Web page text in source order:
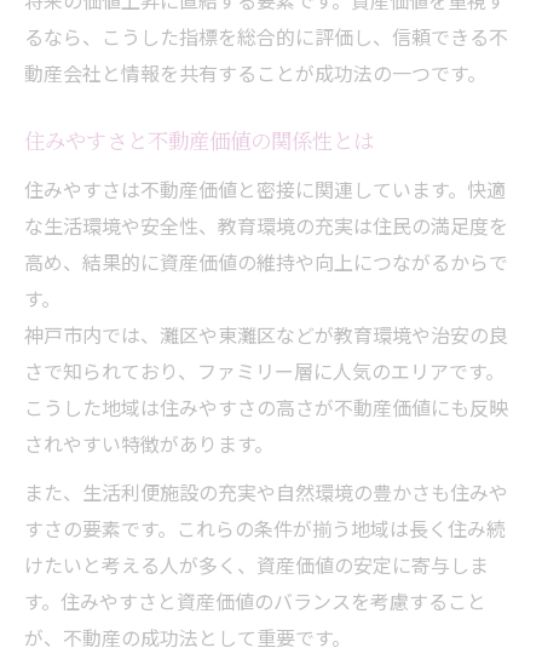
不動産購入時に重視すべき判断基準
納得できる不動産選びのチェックポイント
将来の売却も見据えた不動産購入術
家族の将来設計を考慮した不動産探し
資産価値重視なら神戸市で検討する理由
神戸市不動産が資産価値で選ばれる理由
価値が落ちにくい不動産の特徴を解説
エリア特性から見る資産価値の違い
将来性を見据えた不動産の選び方
不動産価値を高めるポイントとは何か
神戸市不動産選びの失敗しないコツ
失敗しない不動産選びのチェックリスト
不動産選定時に見逃せない注意点
後悔しないための情報収集の進め方
不動産購入で重視すべき比較軸とは
るなら、こうした指標を総合的に評価し、信頼できる不
動産会社と情報を共有することが成功法の一つです。
住みやすさと不動産価値の関係性とは
住みやすさは不動産価値と密接に関連しています。快適
な生活環境や安全性、教育環境の充実は住民の満足度を
高め、結果的に資産価値の維持や向上につながるからで
す。
神戸市内では、灘区や東灘区などが教育環境や治安の良
さで知られており、ファミリー層に人気のエリアです。
こうした地域は住みやすさの高さが不動産価値にも反映
されやすい特徴があります。
また、生活利便施設の充実や自然環境の豊かさも住みや
すさの要素です。これらの条件が揃う地域は長く住み続
けたいと考える人が多く、資産価値の安定に寄与しま
す。住みやすさと資産価値のバランスを考慮すること
が、不動産の成功法として重要です。